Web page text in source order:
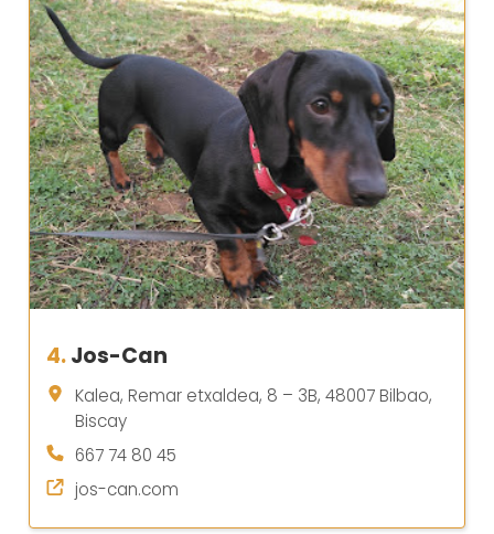
4.Jos-Can
Kalea, Remar etxaldea, 8 – 3B, 48007 Bilbao,
Biscay
667 74 80 45
jos-can.com